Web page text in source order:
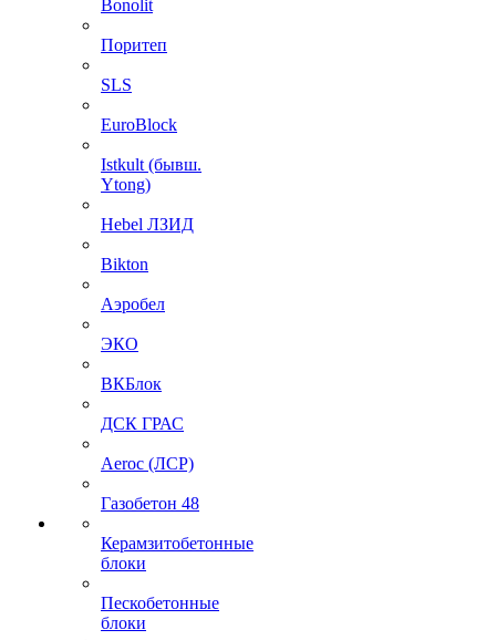
Bonolit
Поритеп
SLS
EuroBlock
Istkult (бывш.
Ytong)
Hebel ЛЗИД
Bikton
Аэробел
ЭКО
ВКБлок
ДСК ГРАС
Aeroc (ЛСР)
Газобетон 48
Керамзитобетонные
блоки
Пескобетонные
блоки